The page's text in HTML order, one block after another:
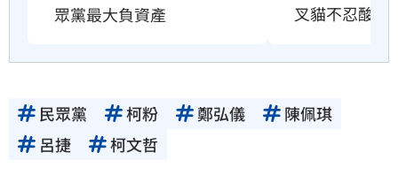
眾黨最大負資產
叉貓不忍酸爆
民眾黨 柯粉 鄭弘儀
陳佩琪
呂捷
柯文哲